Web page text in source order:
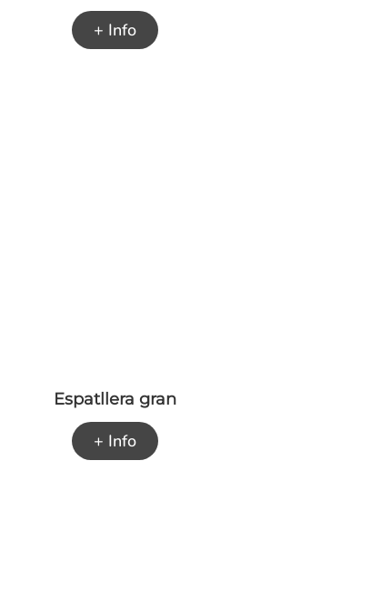
+ Info
Espatllera gran
+ Info